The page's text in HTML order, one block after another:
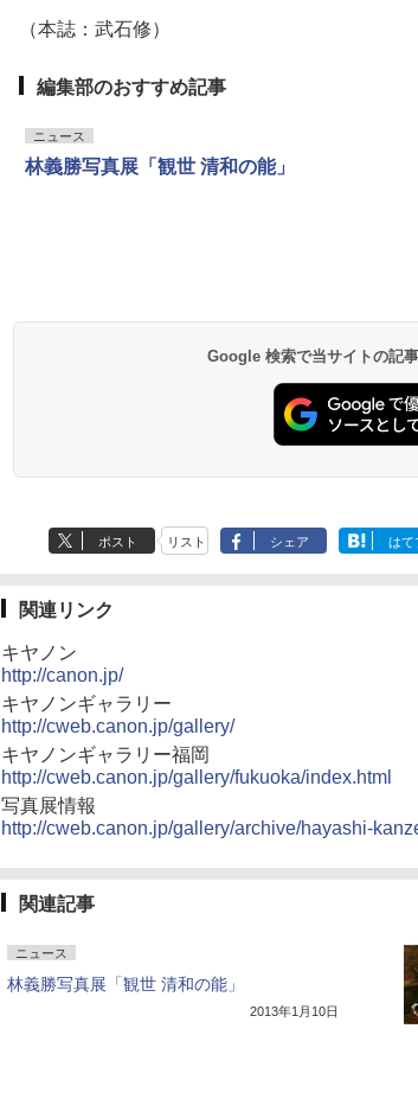
（本誌：武石修）
編集部のおすすめ記事
ニュース
林義勝写真展「観世 清和の能」
Google 検索で当サイトの記
ポスト リスト シェア はて
関連リンク
キヤノン
http://canon.jp/
キヤノンギャラリー
http://cweb.canon.jp/gallery/
キヤノンギャラリー福岡
http://cweb.canon.jp/gallery/fukuoka/index.html
写真展情報
http://cweb.canon.jp/gallery/archive/hayashi-
関連記事
ニュース
林義勝写真展「観世 清和の能」
2013年1月10日